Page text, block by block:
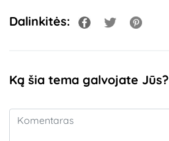
Dalinkitės:
Ką šia tema galvojate Jūs?